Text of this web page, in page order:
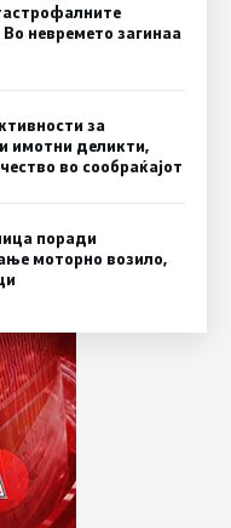
невремето загинаа
за
имотни деликти,
во сообраќајот
поради
моторно возило,